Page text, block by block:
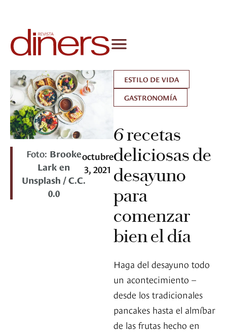
Foto: Brooke
Lark en
Unsplash / C.C.
0.0
octubre
3, 2021
ESTILO DE VIDA
GASTRONOMÍA
6 recetas
deliciosas de
desayuno
para
comenzar
bien el día
Haga del desayuno todo
un acontecimiento –
desde los tradicionales
pancakes hasta el almíbar
de las frutas hecho en